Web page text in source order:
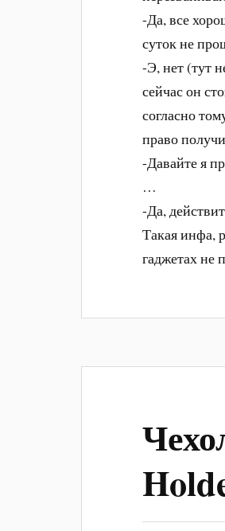
-Да, все
суток не
-Э, нет (тут
сейчас он
согласно
право
-Давайте я
…
-Да,
Такая инфа,
гаджетах не